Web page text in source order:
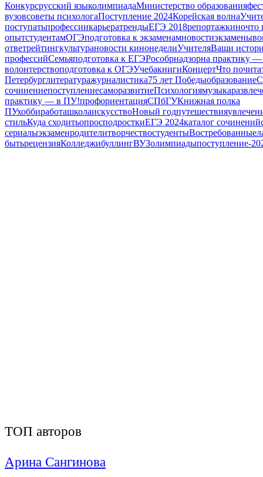
Конкурсрусский языколимпиадаМинистерство образования
вузовсоветы психологаПоступление 2024Корейская волна
поступатьпрофессиикарьератрендыЕГЭ 2018репортажкиночто
опытстудентамОГЭподготовка к экзаменамновостиэкзамены
ответрейтингкультурановости кинонеделиУчителяВаши
профессийСемьяподготовка к ЕГЭРособрнадзорна практику
волонтерствоподготовка к ОГЭУчебакнигиКонцертЧто
Петербурглитературажурналистика75 лет Победыобразование
сочинениепоступлениесаморазвитиеПсихологиямузыка
практику — в ПУ!профориентацияСПбГУКнижная полка
ПУхоббиработашколаискусствоНовый годпутешествия
стильКуда сходитьопросподросткиЕГЭ 2024каталог сочинений
сериалыэкзаменродителитворчествостудентыВостребованные
бытьрецензияКолледжибуллингВУЗолимпиадыпоступление-
ТОП авторов
Арина Сангинова